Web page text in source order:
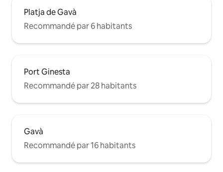
Platja de Gavà
Recommandé par 6 habitants
Port Ginesta
Recommandé par 28 habitants
Gavà
Recommandé par 16 habitants